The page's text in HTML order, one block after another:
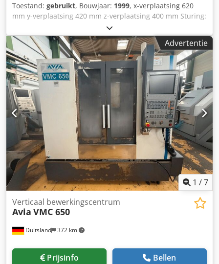
Toestand: gebruikt, Bouwjaar: 1999, x-verplaatsing 620
mm y-verplaatsing 420 mm z-verplaatsing 400 mm Sturing:
Heidenhain TNC 124 Handmatig zwenkbaar +/-45° Max.
gereedschapdiameter: 125 mm Max.
gereedschapsgewicht: 6 kg Tafelopspanvlak: 400 x 800 mm
T-sleuven: 5x14x80 Max. tafelbelasting: 400 kg
Aandrijfsnelheid X/Y: 0–6.000 mm/min Aandrijfsnelheid Z:
0–4.000 mm/min Snelle traverse X/Y: 6 m/min Snelle
traverse Z: 4 m/min Totale vermogensbehoefte: 11 kW
Machinegewicht ca. 2 ton Crjdpfx Apsy Ay Nqjmjf
Benodigde ruimte ca. 2,9 x 3,5 x 2,0 m Inclusief:
Heidenhain TNC124 puntbesturing Elektrische
documentatie aanwezig Koelmiddelinstallatie Diverse
opname SK 40 Diverse gereedschappen SK40
Advertentie
1 /7
Duitsland 372 km
Verticaal bewerkingscentrum
Avia VMC 650
Prijsinfo Bellen